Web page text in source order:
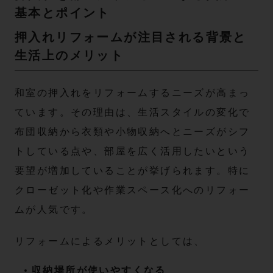
基本とポイント
押入れリフォームが注目される背景と
生活上のメリット
和室の押入れをリフォームするニーズが高まっ
ています。その理由は、生活スタイルの変化で
布団収納から衣類や小物収納へとニーズがシフ
トしている点や、部屋を広く活用したいという
要望が増加していることが挙げられます。特に
クローゼット化や作業スペース化へのリフォー
ムが人気です。
リフォームによるメリットとしては、
収納場所が使いやすくなる